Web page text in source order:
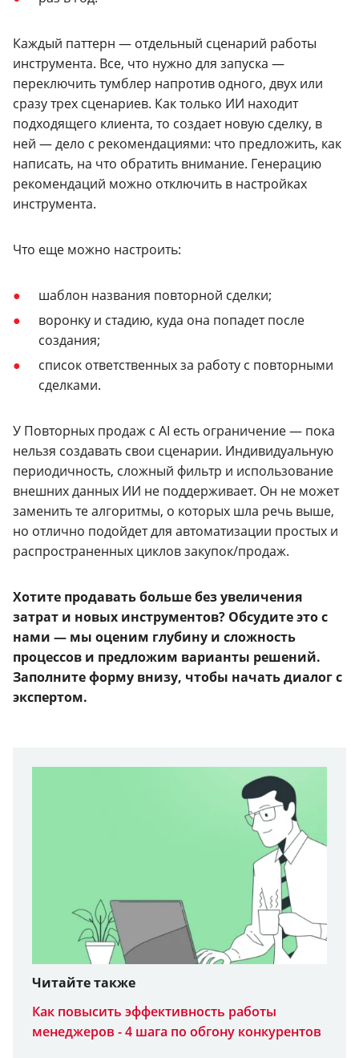
Каждый паттерн — отдельный сценарий работы
инструмента. Все, что нужно для запуска —
переключить тумблер напротив одного, двух или
сразу трех сценариев. Как только ИИ находит
подходящего клиента, то создает новую сделку, в
ней — дело с рекомендациями: что предложить, как
написать, на что обратить внимание. Генерацию
рекомендаций можно отключить в настройках
инструмента.
Что еще можно настроить:
шаблон названия повторной сделки;
воронку и стадию, куда она попадет после
создания;
список ответственных за работу с повторными
сделками.
У Повторных продаж с AI есть ограничение — пока
нельзя создавать свои сценарии. Индивидуальную
периодичность, сложный фильтр и использование
внешних данных ИИ не поддерживает. Он не может
заменить те алгоритмы, о которых шла речь выше,
но отлично подойдет для автоматизации простых и
распространенных циклов закупок/продаж.
Хотите продавать больше без увеличения
затрат и новых инструментов? Обсудите это с
нами — мы оценим глубину и сложность
процессов и предложим варианты решений.
Заполните форму внизу, чтобы начать диалог с
экспертом.
Читайте также
Как повысить эффективность работы
менеджеров - 4 шага по обгону конкурентов